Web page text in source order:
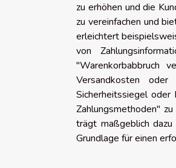
zu erhöhen und die
zu vereinfachen und
erleichtert
von
"Warenkorbabbruch
Versandkosten
Sicherheitssiegel oder
Zahlungsmethoden"
trägt maßgeblich
Grundlage für einen